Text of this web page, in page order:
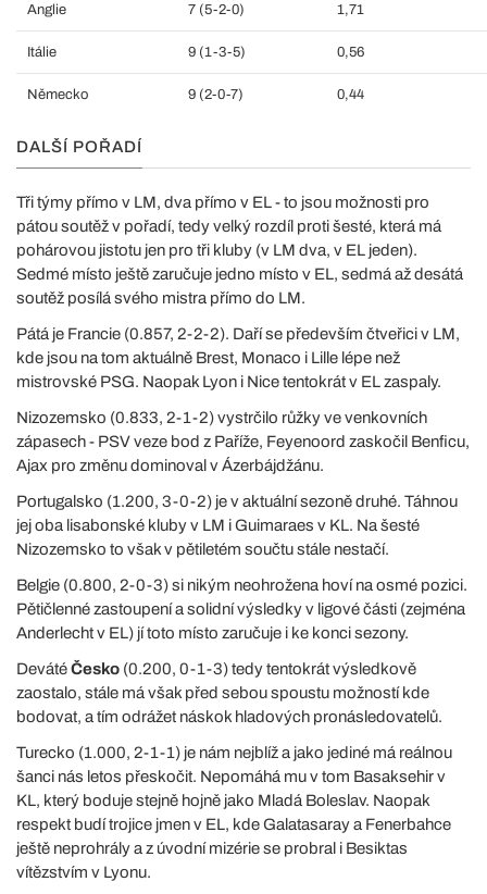
Anglie 7 (5-2-0) 1,71
Itálie 9 (1-3-5) 0,56
Německo 9 (2-0-7) 0,44
DALŠÍ POŘADÍ
Tři týmy přímo v LM, dva přímo v EL - to jsou možnosti pro
pátou soutěž v pořadí, tedy velký rozdíl proti šesté, která má
pohárovou jistotu jen pro tři kluby (v LM dva, v EL jeden).
Sedmé místo ještě zaručuje jedno místo v EL, sedmá až desátá
soutěž posílá svého mistra přímo do LM.
Pátá je Francie (0.857, 2-2-2). Daří se především čtveřici v LM,
kde jsou na tom aktuálně Brest, Monaco i Lille lépe než
mistrovské PSG. Naopak Lyon i Nice tentokrát v EL zaspaly.
Nizozemsko (0.833, 2-1-2) vystrčilo růžky ve venkovních
zápasech - PSV veze bod z Paříže, Feyenoord zaskočil Benficu,
Ajax pro změnu dominoval v Ázerbájdžánu.
Portugalsko (1.200, 3-0-2) je v aktuální sezoně druhé. Táhnou
jej oba lisabonské kluby v LM i Guimaraes v KL. Na šesté
Nizozemsko to však v pětiletém součtu stále nestačí.
Belgie (0.800, 2-0-3) si nikým neohrožena hoví na osmé pozici.
Pětičlenné zastoupení a solidní výsledky v ligové části (zejména
Anderlecht v EL) jí toto místo zaručuje i ke konci sezony.
DevátéČesko (0.200, 0-1-3) tedy tentokrát výsledkově
zaostalo, stále má však před sebou spoustu možností kde
bodovat, a tím odrážet náskok hladových pronásledovatelů.
Turecko (1.000, 2-1-1) je nám nejblíž a jako jediné má reálnou
šanci nás letos přeskočit. Nepomáhá mu v tom Basaksehir v
KL, který boduje stejně hojně jako Mladá Boleslav. Naopak
respekt budí trojice jmen v EL, kde Galatasaray a Fenerbahce
ještě neprohrály a z úvodní mizérie se probral i Besiktas
vítězstvím v Lyonu.